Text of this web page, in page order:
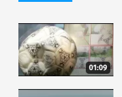
01:09